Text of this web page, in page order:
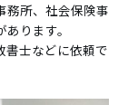
務所、社会保険事
ります。
書士などに依頼で